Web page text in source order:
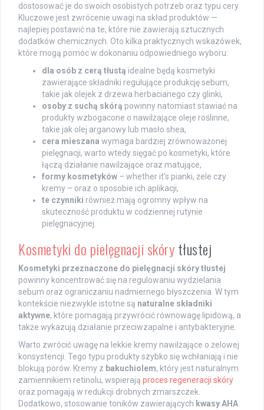
dostosować je do swoich osobistych potrzeb oraz typu cery.
Kluczowe jest zwrócenie uwagi na skład produktów —
najlepiej postawić na te, które nie zawierają sztucznych
dodatków chemicznych. Oto kilka praktycznych wskazówek,
które mogą pomóc w dokonaniu odpowiedniego wyboru:
dla osób z cerą tłustą idealne będą kosmetyki
zawierające składniki regulujące produkcję sebum,
takie jak olejek z drzewa herbacianego czy glinki,
osoby z suchą skórą powinny natomiast stawiać na
produkty wzbogacone o nawilżające oleje roślinne,
takie jak olej arganowy lub masło shea,
cera mieszana wymaga bardziej zrównoważonej
pielęgnacji, warto wtedy sięgać po kosmetyki, które
łączą działanie nawilżające oraz matujące,
formy kosmetyków – whether it’s pianki, żele czy
kremy – oraz o sposobie ich aplikacji,
te czynniki również mają ogromny wpływ na
skuteczność produktu w codziennej rutynie
pielęgnacyjnej.
Kosmetyki do pielęgnacji skórytłustej
Kosmetyki przeznaczone do pielęgnacji skóry tłustej
powinny koncentrować się na regulowaniu wydzielania
sebum oraz ograniczaniu nadmiernego błyszczenia. W tym
kontekście niezwykle istotne są naturalne składniki
aktywne, które pomagają przywrócić równowagę lipidową, a
także wykazują działanie przeciwzapalne i antybakteryjne.
Warto zwrócić uwagę na lekkie kremy nawilżające o żelowej
konsystencji. Tego typu produkty szybko się wchłaniają i nie
blokują porów. Kremy z bakuchiolem, który jest naturalnym
zamiennikiem retinolu, wspierają proces regeneracji skóry
oraz pomagają w redukcji drobnych zmarszczek.
Dodatkowo, stosowanie toników zawierających kwasy AHA